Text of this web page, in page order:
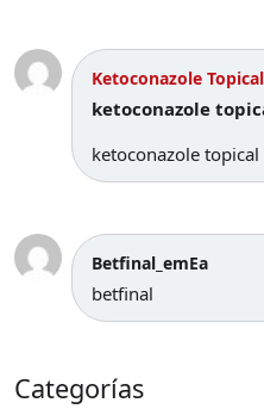
Ketoconazole
ketoconazole
ketoconazole
Betfinal_emEa
betfinal
Categorías